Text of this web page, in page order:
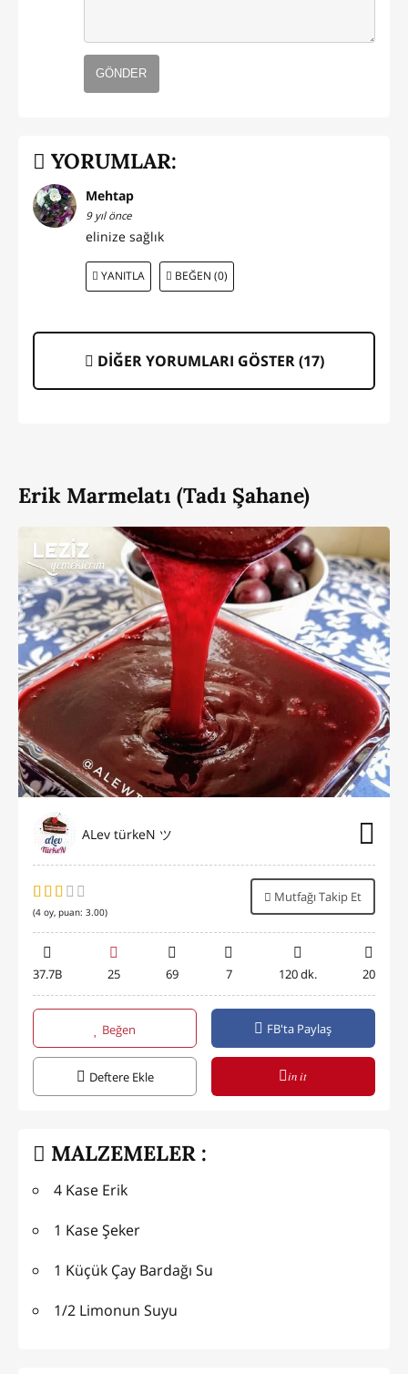
GÖNDER
YORUMLAR:
Mehtap
9 yıl önce
elinize sağlık
YANITLA BEĞEN (0)
DİĞER YORUMLARI GÖSTER (17)
Erik Marmelatı (Tadı Şahane)
ALev türkeN ツ
(4 oy, puan: 3.00)
Mutfağı Takip Et
37.7B 25 69 7 120 dk. 20
Beğen FB'ta Paylaş
Deftere Ekle in it
MALZEMELER :
4 Kase Erik
1 Kase Şeker
1 Küçük Çay Bardağı Su
1/2 Limonun Suyu